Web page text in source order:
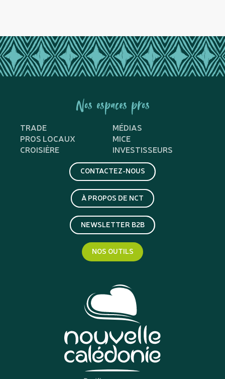
Nos espaces pros
TRADE
MÉDIAS
PROS LOCAUX
MICE
CROISIÈRE
INVESTISSEURS
CONTACTEZ-NOUS
À PROPOS DE NCT
NEWSLETTER B2B
NOS OUTILS